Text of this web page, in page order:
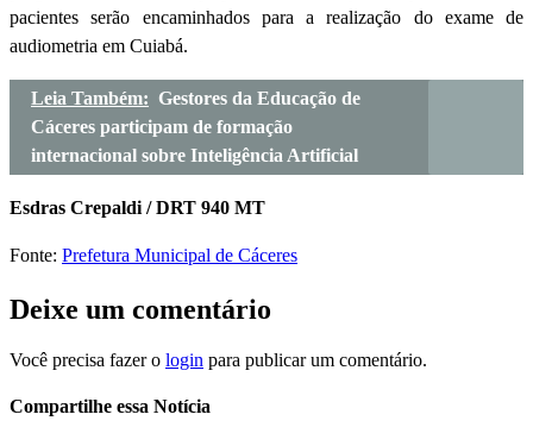
pacientes serão encaminhados para a realização do exame de
audiometria em Cuiabá.
Leia Também: Gestores da Educação de
Cáceres participam de formação
internacional sobre Inteligência Artificial
Esdras Crepaldi / DRT 940 MT
Fonte: Prefetura Municipal de Cáceres
Deixe um comentário
Você precisa fazer o login para publicar um comentário.
Compartilhe essa Notícia